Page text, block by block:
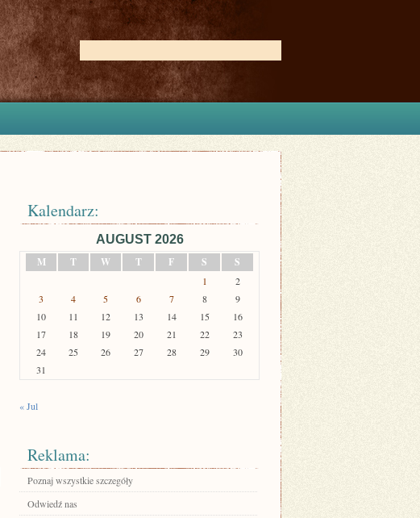
Kalendarz:
AUGUST 2026
M
T W T F S S
1
2
3
4 5 6 7 8
9
10
11 12 13 14 15
16
17
18 19 20 21 22
23
24
25 26 27 28 29
30
31
« Jul
Reklama:
Poznaj wszystkie szczegóły
Odwiedź nas